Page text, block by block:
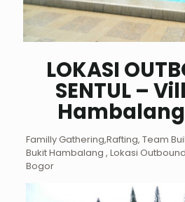
LOKASI
SENTUL –
Familly Gathering,Rafting, Team
Bukit Hambalang , Lokasi
Bogor